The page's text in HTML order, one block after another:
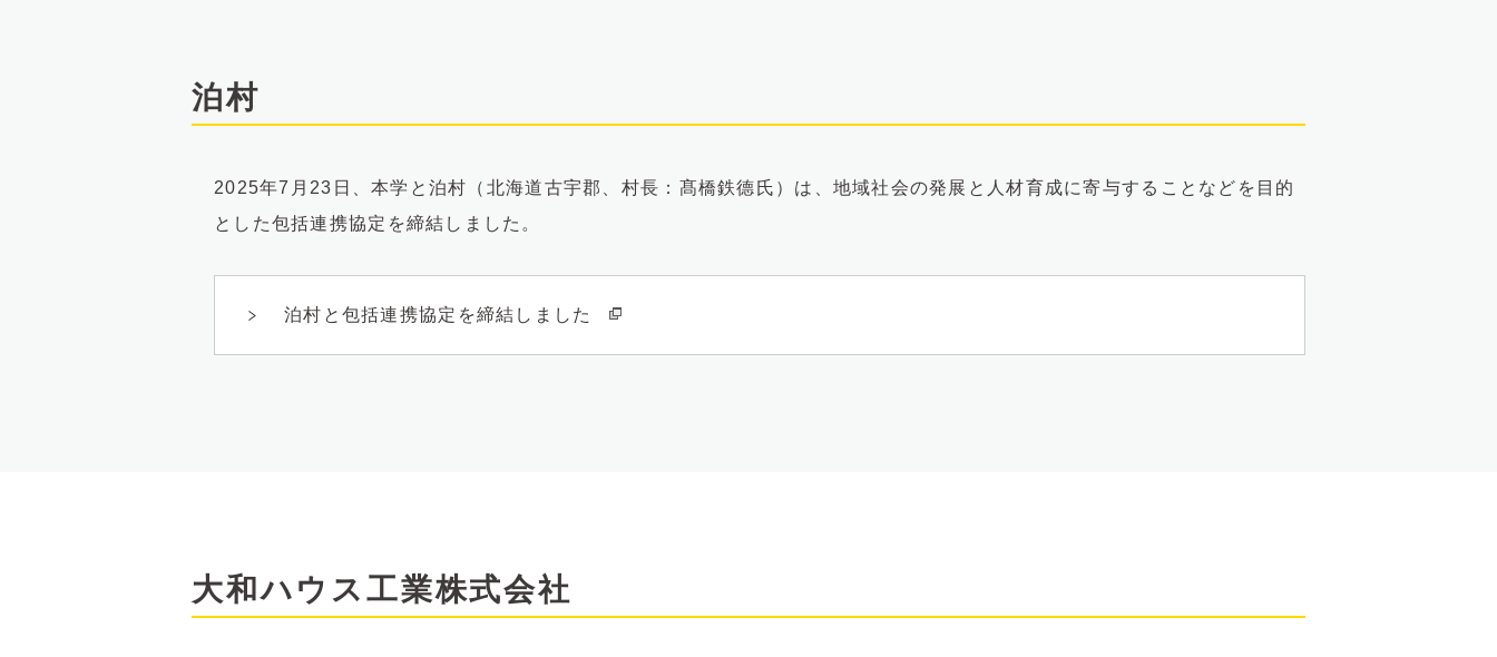
泊村
2025年7月23日、本学と泊村（北海道古宇郡、村長：髙橋鉄德氏）は、地域社会の発展と人材育成に寄与することなどを目的
とした包括連携協定を締結しました。
泊村と包括連携協定を締結しました
大和ハウス工業株式会社